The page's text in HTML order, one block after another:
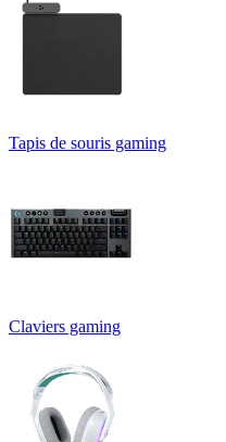
Tapis de souris gaming
Claviers gaming